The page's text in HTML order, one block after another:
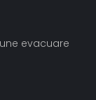
evacuare